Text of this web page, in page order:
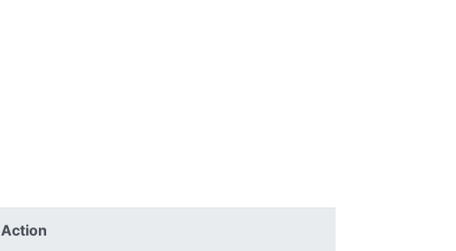
Action